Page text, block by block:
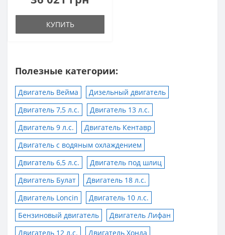
КУПИТЬ
Полезные категории:
Двигатель Вейма
Дизельный двигатель
Двигатель 7,5 л.с.
Двигатель 13 л.с.
Двигатель 9 л.с.
Двигатель Кентавр
Двигатель с водяным охлаждением
Двигатель 6,5 л.с.
Двигатель под шлиц
Двигатель Булат
Двигатель 18 л.с.
Двигатель Loncin
Двигатель 10 л.с.
Бензиновый двигатель
Двигатель Лифан
Двигатель 12 л.с.
Двигатель Хонда